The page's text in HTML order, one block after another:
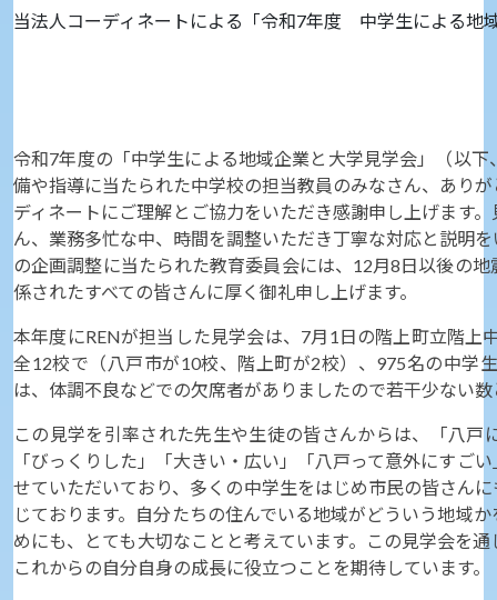
当法人コーディネートによる「令和7年度 中学生による地
令和7年度の「中学生による地域企業と大学見学会」（以
備や指導に当たられた中学校の担当教員のみなさん、あり
ディネートにご理解とご協力をいただき感謝申し上げます
ん、業務多忙な中、時間を調整いただき丁寧な対応と説明
の企画調整に当たられた教育委員会には、12月8日以後の
係されたすべての皆さんに厚く御礼申し上げます。
本年度にRENが担当した見学会は、7月1日の階上町立階
全12校で（八戸市が10校、階上町が2校）、975名の中学
は、体調不良などでの欠席者がありましたので若干少ない数
この見学を引率された先生や生徒の皆さんからは、「八
「びっくりした」「大きい・広い」「八戸って意外にすご
せていただいており、多くの中学生をはじめ市民の皆さん
じております。自分たちの住んでいる地域がどういう地域
めにも、とても大切なことと考えています。この見学会を
これからの自分自身の成長に役立つことを期待しています。